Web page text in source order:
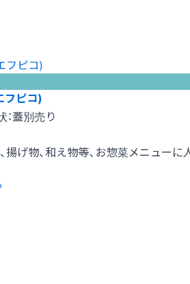
フピコ)
蓋別売り
げ物、和え物等、お惣菜メニューに